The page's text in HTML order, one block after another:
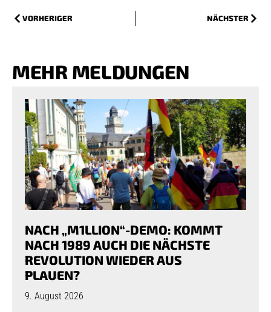
VORHERIGER NÄCHSTER
MEHR MELDUNGEN
NACH „M1LLION“-DEMO: KOMMT
NACH 1989 AUCH DIE NÄCHSTE
REVOLUTION WIEDER AUS
PLAUEN?
9. August 2026